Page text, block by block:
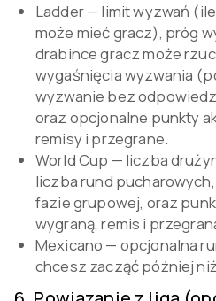
Ladder — limit wyzwań
może mieć gracz), próg
drabince gracz może
wygaśnięcia wyzwania
wyzwanie bez
oraz opcjonalne punkty
remisy i przegrane.
World Cup — liczba
liczba rund
fazie grupowej, oraz
wygraną, remis i
Mexicano — opcjonalna
chcesz zacząć później